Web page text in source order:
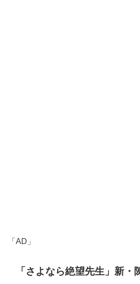
「AD」
「さよなら絶望先生」新・